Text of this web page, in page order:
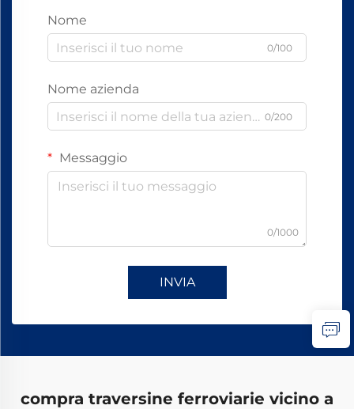
Nome
0/100
Nome azienda
0/200
Messaggio
0/1000
INVIA
compra traversine ferroviarie vicino a